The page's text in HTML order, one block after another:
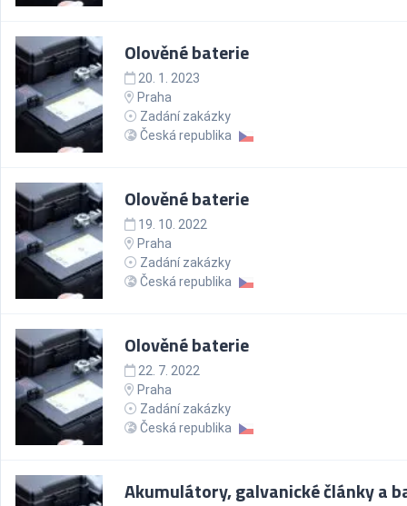
Olověné baterie
20. 1. 2023
Praha
Zadání zakázky
Česká republika
Olověné baterie
19. 10. 2022
Praha
Zadání zakázky
Česká republika
Olověné baterie
22. 7. 2022
Praha
Zadání zakázky
Česká republika
Akumulátory, galvanické články a